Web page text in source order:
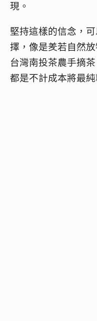
現。
堅持這樣的信念，
擇，像是羑若自然
台灣南投茶農手摘
都是不計成本將最